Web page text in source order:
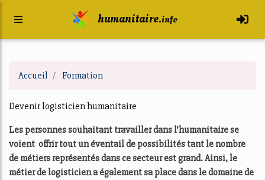
humanitaire.info
Accueil Formation
Devenir logisticien humanitaire
Les personnes souhaitant travailler dans l’humanitaire se
voient offrir tout un éventail de possibilités tant le nombre
de métiers représentés dans ce secteur est grand. Ainsi, le
métier de logisticien a également sa place dans le domaine de